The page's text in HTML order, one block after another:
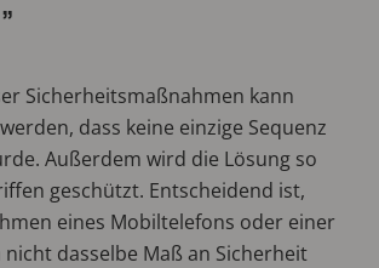
Sicherheitsmaßnahmen kann
dass keine einzige Sequenz
Außerdem wird die Lösung so
geschützt. Entscheidend ist,
eines Mobiltelefons oder einer
dasselbe Maß an Sicherheit